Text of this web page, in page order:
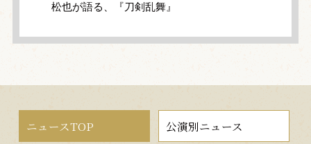
松也が語る、『刀剣乱舞』
ニュースTOP 公演別ニュース